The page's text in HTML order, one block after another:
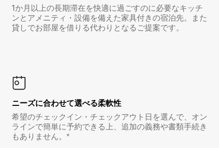
1か月以上の長期滞在を快適に過ごすのに必要なキッチ
ンとアメニティ・設備を備えた家具付きの宿泊先。また
貸しでお部屋を借りる代わりとなるご提案です。
ニーズに合わせて選べる柔軟性
希望のチェックイン・チェックアウト日を選んで、オン
ラインで簡単に予約できる上、追加の義務や書類手続き
もありません。*